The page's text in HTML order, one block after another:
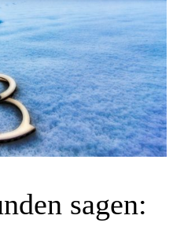
sagen: